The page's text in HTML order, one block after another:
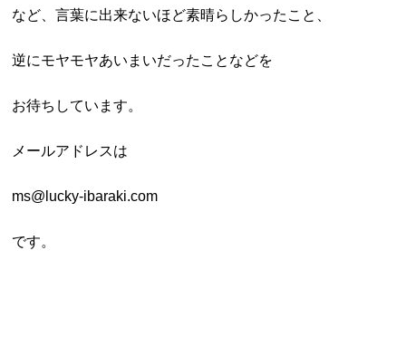
など、言葉に出来ないほど素晴らしかったこと、
逆にモヤモヤあいまいだったことなどを
お待ちしています。
メールアドレスは
ms@lucky-ibaraki.com
です。